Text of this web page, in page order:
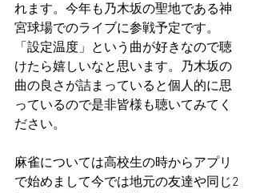
れます。今年も乃木坂の聖地である神
宮球場でのライブに参戦予定です。
「設定温度」という曲が好きなので聴
けたら嬉しいなと思います。乃木坂の
曲の良さが詰まっていると個人的に思
っているので是非皆様も聴いてみてく
ださい。
麻雀については高校生の時からアプリ
で始めまして今では地元の友達や同じ2